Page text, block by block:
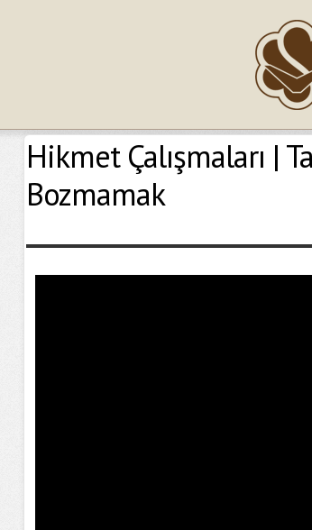
Hikmet Çalışmaları |
Bozmamak